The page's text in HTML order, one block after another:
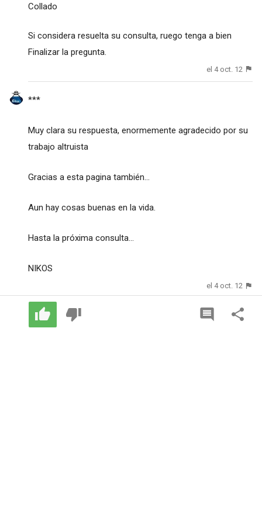
Collado
Si considera resuelta su consulta, ruego tenga a bien
Finalizar la pregunta.
el 4 oct. 12
***
Muy clara su respuesta, enormemente agradecido por su
trabajo altruista
Gracias a esta pagina también...
Aun hay cosas buenas en la vida.
Hasta la próxima consulta...
NIKOS
el 4 oct. 12